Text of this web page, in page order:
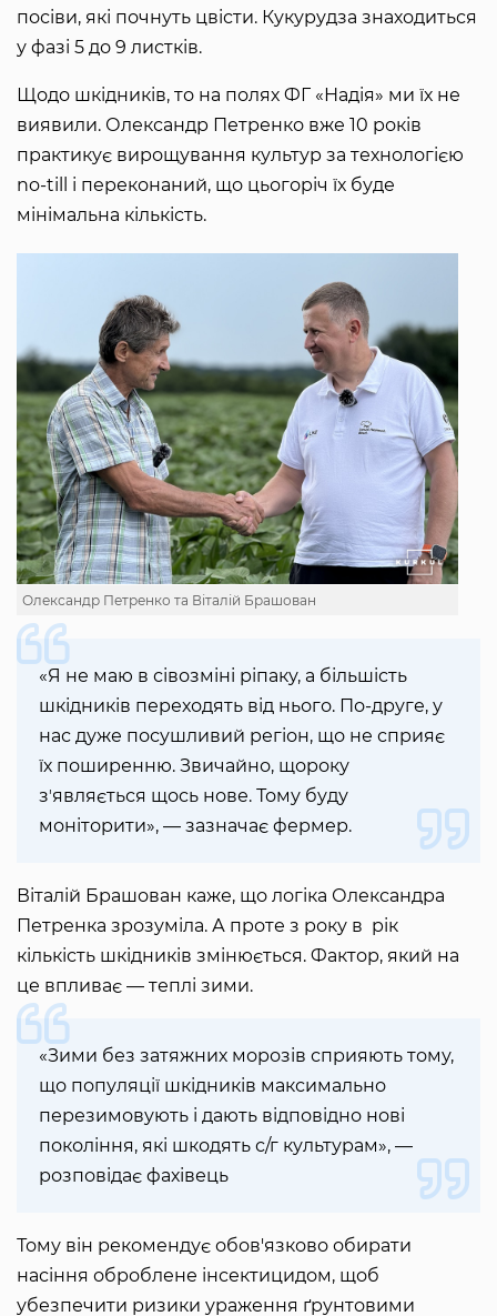
посіви, які почнуть цвісти. Кукурудза знаходиться
у фазі 5 до 9 листків.
Щодо шкідників, то на полях ФГ «Надія» ми їх не
виявили. Олександр Петренко вже 10 років
практикує вирощування культур за технологією
no-till і переконаний, що цьогоріч їх буде
мінімальна кількість.
Олександр Петренко та Віталій Брашован
«Я не маю в сівозміні ріпаку, а більшість
шкідників переходять від нього. По-друге, у
нас дуже посушливий регіон, що не сприяє
їх поширенню. Звичайно, щороку
зʼявляється щось нове. Тому буду
моніторити», — зазначає фермер.
Віталій Брашован каже, що логіка Олександра
Петренка зрозуміла. А проте з року в рік
кількість шкідників змінюється. Фактор, який на
це впливає — теплі зими.
«Зими без затяжних морозів сприяють тому,
що популяції шкідників максимально
перезимовують і дають відповідно нові
покоління, які шкодять с/г культурам», —
розповідає фахівець
Тому він рекомендує обов'язково обирати
насіння оброблене інсектицидом, щоб
убезпечити ризики ураження ґрунтовими